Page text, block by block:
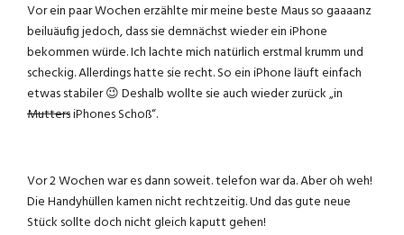
Vor ein paar Wochen erzählte mir meine beste Maus so gaaaanz
beiluäufig jedoch, dass sie demnächst wieder ein iPhone
bekommen würde. Ich lachte mich natürlich erstmal krumm und
scheckig. Allerdings hatte sie recht. So ein iPhone läuft einfach
etwas stabiler 😉 Deshalb wollte sie auch wieder zurück „in
MuttersiPhones Schoß“.
Vor 2 Wochen war es dann soweit. telefon war da. Aber oh weh!
Die Handyhüllen kamen nicht rechtzeitig. Und das gute neue
Stück sollte doch nicht gleich kaputt gehen!